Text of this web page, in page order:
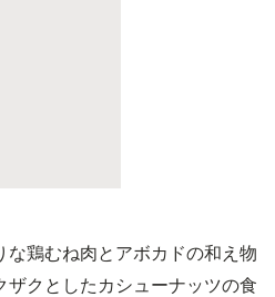
な鶏むね肉とアボカドの和え物
ザクとしたカシューナッツの食